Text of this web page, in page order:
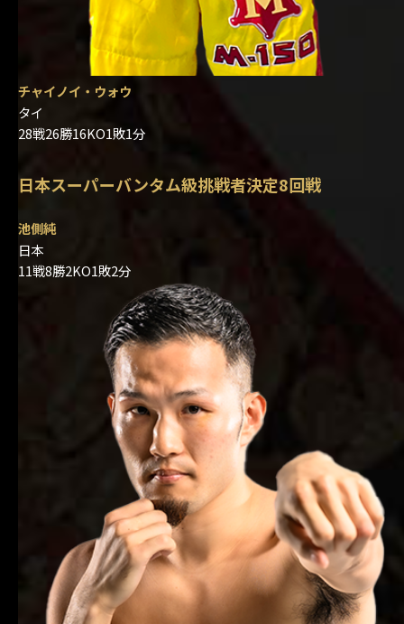
チャイノイ・ウォウ
タイ
28戦26勝16KO1敗1分
日本スーパーバンタム級挑戦者決定8回戦
池側純
日本
11戦8勝2KO1敗2分